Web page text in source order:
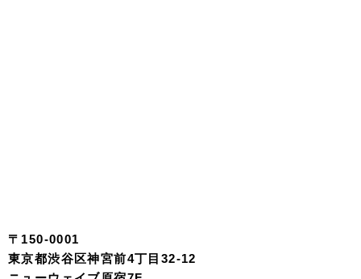
〒150-0001
東京都渋谷区神宮前4丁目32-12